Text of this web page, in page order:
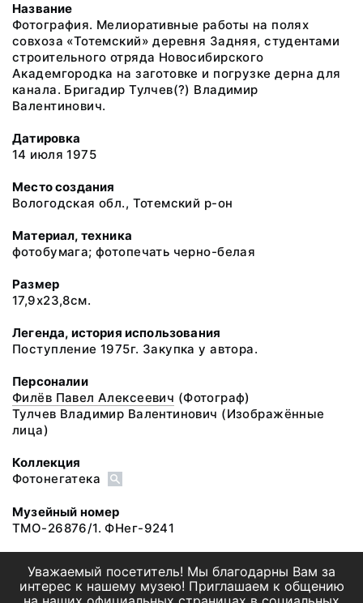
Название
Фотография. Мелиоративные работы на полях
совхоза «Тотемский» деревня Задняя, студентами
строительного отряда Новосибирского
Академгородка на заготовке и погрузке дерна для
канала. Бригадир Тулчев(?) Владимир
Валентинович.
Датировка
14 июля 1975
Место создания
Вологодская обл., Тотемский р-он
Материал, техника
фотобумага; фотопечать черно-белая
Размер
17,9х23,8см.
Легенда, история использования
Поступление 1975г. Закупка у автора.
Персоналии
Филёв Павел Алексеевич (Фотограф)
Тулчев Владимир Валентинович (Изображённые
лица)
Коллекция
Фотонегатека
Музейный номер
ТМО-26876/1. ФНег-9241
Уважаемый посетитель! Мы благодарны Вам за
интерес к нашему музею! Приглашаем к общению